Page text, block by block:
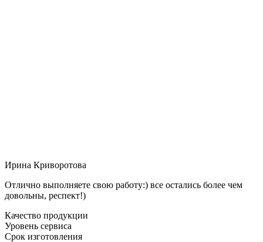
Ирина Криворотова
Отлично выполняете свою работу:) все остались более чем
довольны, респект!)
Качество продукции
Уровень сервиса
Срок изготовления